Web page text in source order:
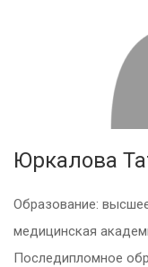
Юркалова
Образование:
медицинская
Последипломное